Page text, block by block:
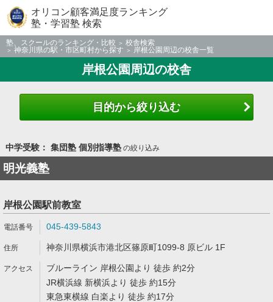
オリコン顧客満足度ランキング
塾・学習塾 検索
塾、スクールのランキング・比較
校舎検索
神奈川県の駅・市区町村から探す
岸根公園周辺の校舎一覧
岸根公園周辺の校舎
目的から絞り込む
中学受験： 集団塾 個別指導塾の絞り込み
明光義塾
岸根公園駅前教室
045-439-5843
神奈川県横浜市港北区篠原町1099-8 原ビル 1F
ブルーライン 岸根公園より 徒歩 約2分
JR横浜線 新横浜より 徒歩 約15分
東急東横線 白楽より 徒歩 約17分